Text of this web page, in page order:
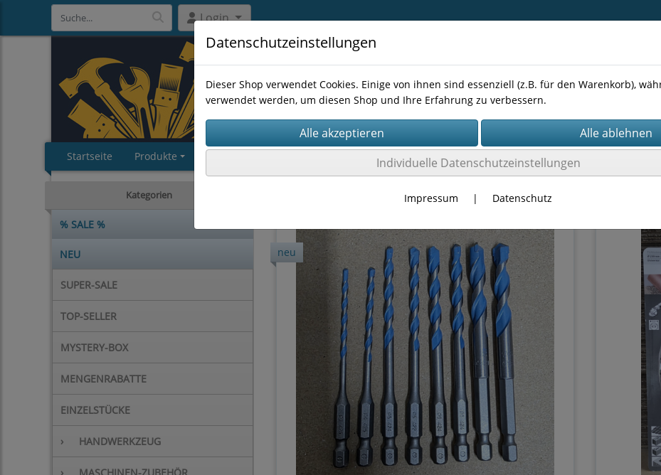
Login
Startseite Produkte
Kategorien
% SALE %
NEU
SUPER-SALE
TOP-SELLER
MYSTERY-BOX
MENGENRABATTE
EINZELSTÜCKE
› HANDWERKZEUG
neu
Datenschutzeinstellungen
Dieser Shop verwendet Cookies. Einige von ihnen sind essenziell (z.B. für den Warenkorb),
verwendet werden, um diesen Shop und Ihre Erfahrung zu verbessern.
Individuelle Datenschutzeinstellungen
Impressum | Datenschutz